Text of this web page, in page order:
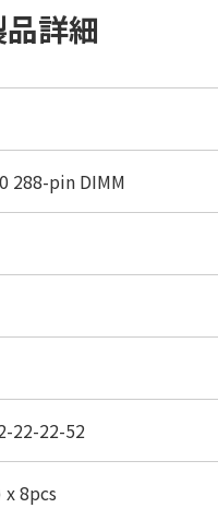
詳細
288-pin DIMM
22-22-52
8pcs